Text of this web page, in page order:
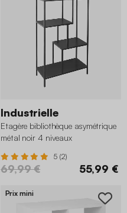
Industrielle
Etagère bibliothèque asymétrique
métal noir 4 niveaux
5 (2)
69,99 € 55,99 €
Prix mini